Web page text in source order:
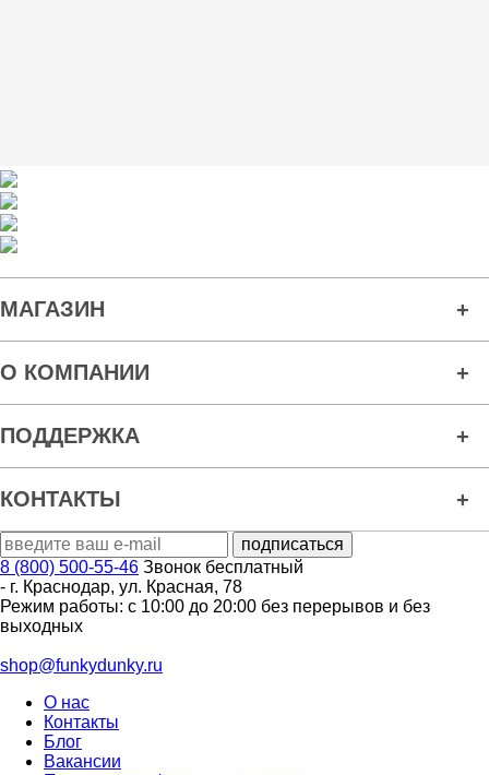
МАГАЗИН
О КОМПАНИИ
ПОДДЕРЖКА
КОНТАКТЫ
8 (800) 500-55-46 Звонок бесплатный
- г. Краснодар, ул. Красная, 78
Режим работы: с 10:00 до 20:00 без перерывов и без
выходных
shop@funkydunky.ru
О нас
Контакты
Блог
Вакансии